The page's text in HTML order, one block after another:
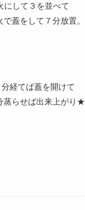
して３を並べて
をして７分放置。
経てば蓋を開けて
らせば出来上がり★